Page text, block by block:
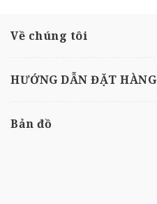
Về chúng tôi
HƯỚNG DẪN ĐẶT HÀNG
Bản đồ